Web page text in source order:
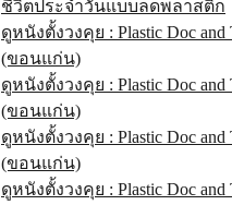
ชีวิตประจำวันแบบลดพลาสติก
ดูหนังตั้งวงคุย : Plastic Doc and
(ขอนแก่น)
ดูหนังตั้งวงคุย : Plastic Doc and
(ขอนแก่น)
ดูหนังตั้งวงคุย : Plastic Doc and
(ขอนแก่น)
ดูหนังตั้งวงคุย : Plastic Doc and